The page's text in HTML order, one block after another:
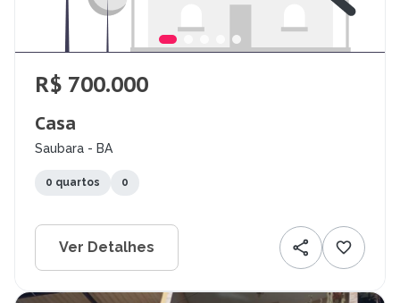
R$ 700.000
Casa
Saubara - BA
0 quartos 0
Ver Detalhes